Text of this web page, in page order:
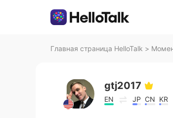
Главная страница HelloTalk >
gtj2017
EN JP CN KR